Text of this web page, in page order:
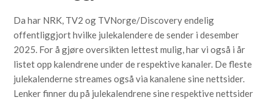
Da har NRK, TV2 og TVNorge/Discovery endelig
offentliggjort hvilke julekalendere de sender i desember
2025. For å gjøre oversikten lettest mulig, har vi også i år
listet opp kalendrene under de respektive kanaler. De fleste
julekalenderne streames også via kanalene sine nettsider.
Lenker finner du på julekalendrene sine respektive nettsider